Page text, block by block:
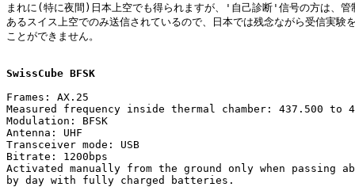
まれに(特に夜間)日本上空でも得られますが、'自己診断'信号の方は、管
あるスイス上空でのみ送信されているので、日本では残念ながら受信実験
ことができません。
SwissCube BFSK
Frames: AX.25
Measured frequency inside thermal chamber: 437.500 to
Modulation: BFSK
Antenna: UHF
Transceiver mode: USB
Bitrate: 1200bps
Activated manually from the ground only when passing
by day with fully charged batteries.